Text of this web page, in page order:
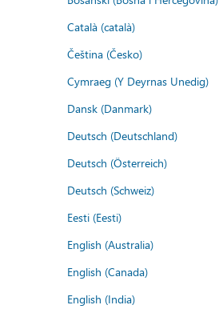
Català (català)
Čeština (Česko)
Cymraeg (Y Deyrnas Unedig)
Dansk (Danmark)
Deutsch (Deutschland)
Deutsch (Österreich)
Deutsch (Schweiz)
Eesti (Eesti)
English (Australia)
English (Canada)
English (India)